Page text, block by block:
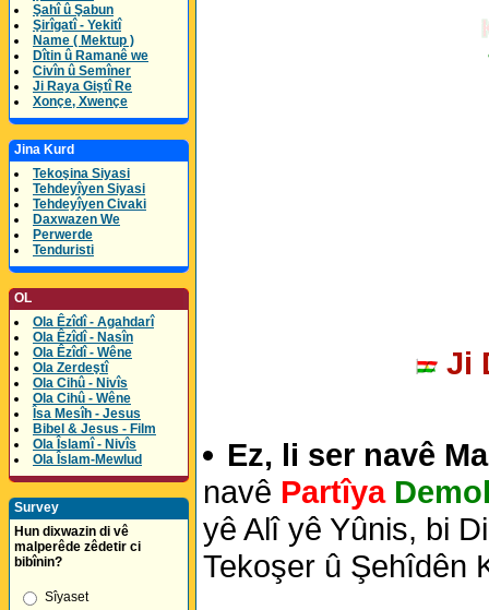
Şahî û Şabun
Şirîgatî - Yekitî
Name ( Mektup )
Dîtin û Ramanê we
Civîn û Semîner
Ji Raya Giştî Re
Xonçe, Xwençe
Jina Kurd
Tekoşina Siyasi
Tehdeyîyen Siyasi
Tehdeyîyen Civaki
Daxwazen We
Perwerde
Tenduristi
OL
Ola Êzîdî - Agahdarî
Ola Êzîdî - Nasîn
Ola Êzîdî - Wêne
Ola Zerdeştî
Ola Cihû - Nivîs
Ola Cihû - Wêne
Îsa Mesîh - Jesus
Bibel & Jesus - Film
Ola Îslamî - Nivîs
Ola Îslam-Mewlud
Survey
Hun dixwazin di vê
malperêde zêdetir ci
bibînin?
Sîyaset
Ji
Ez, li ser navê
navê Partîya
yê Alî yê Yûnis, bi
Tekoşer û Şehîdên